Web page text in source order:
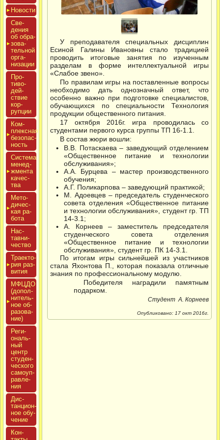
Новос­ти
Све­
дения
об об­ра­
зова­
тель­ной
ор­га­
низа­ции
Про­
тиво­
дей­
ствие
кор­
рупции
Ком­
плексная
бе­зопас­
ность
Сис­те­ма
ме­нед­
жмен­та
ка­чес­
тва
Мето­
дичес­
кая ра­
бота
Нас­
тавни­
чес­тво
Тра­ек­то­
рия раз­
ви­тия
МФЦДО
(до­пол­
ни­тель­
ное об­
ра­зова­
ние)
Реги­
ональ­
ный
центр
сту­ден­
ческо­го
са­мо­уп­
равле­
ния
Дис­
танци­он­
ное обу­
чение
Кон­
У преподавателя специальных дисциплин
Есиной Галины Ивановны стало традицией
проводить итоговые занятия по изученным
разделам в форме интеллектуальной игры
«Слабое звено».
По правилам игры на поставленные вопросы
необходимо дать однозначный ответ, что
особенно важно при подготовке специалистов,
обучающихся по специальности Технология
продукции общественного питания.
17 октября 2016г. игра проводилась со
студентами первого курса группы ТП 16-1.1.
В состав жюри вошли:
В.В. Потаскаева – заведующий отделением
«Общественное питание и технологии
обслуживания»;
А.А. Бурцева – мастер производственного
обучения;
А.Г. Поликарпова – заведующий практикой;
М. Адоевцев – председатель студенческого
совета отделения «Общественное питание
и технологии обслуживания», студент гр. ТП
14-3.1;
А. Корнеев – заместитель председателя
студенческого совета отделения
«Общественное питание и технологии
обслуживания», студент гр. ПК 14-3.1.
По итогам игры сильнейшей из участников
стала Яхонтова П., которая показала отличные
знания по профессиональному модулю.
Победителя наградили памятным
подарком.
Студент А. Корнеев
Опубликовано: 17 окт 2016г.